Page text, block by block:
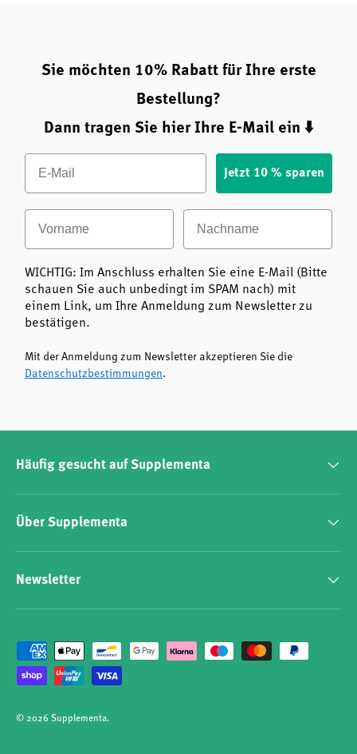
Sie möchten 10% Rabatt für Ihre erste
Bestellung?
Dann tragen Sie hier Ihre E-Mail ein ⬇️
Email
Jetzt 10 % sparen
Vorname Nachname
WICHTIG: Im Anschluss erhalten Sie eine E-Mail (Bitte
schauen Sie auch unbedingt im SPAM nach) mit
einem Link, um Ihre Anmeldung zum Newsletter zu
bestätigen.
Mit der Anmeldung zum Newsletter akzeptieren Sie die
Datenschutzbestimmungen.
Häufig gesucht auf Supplementa
Über Supplementa
Newsletter
Zahlungsmethoden
© 2026 Supplementa.